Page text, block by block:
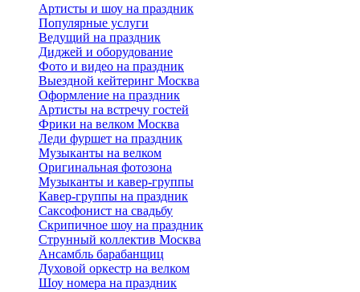
Артисты и шоу на праздник
Популярные услуги
Ведущий на праздник
Диджей и оборудование
Фото и видео на праздник
Выездной кейтеринг Москва
Оформление на праздник
Артисты на встречу гостей
Фрики на велком Москва
Леди фуршет на праздник
Музыканты на велком
Оригинальная фотозона
Музыканты и кавер-группы
Кавер-группы на праздник
Саксофонист на свадьбу
Скрипичное шоу на праздник
Струнный коллектив Москва
Ансамбль барабанщиц
Духовой оркестр на велком
Шоу номера на праздник